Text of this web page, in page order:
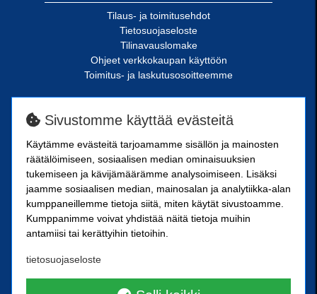
Tilaus- ja toimitusehdot
Tietosuojaseloste
Tilinavauslomake
Ohjeet verkkokaupan käyttöön
Toimitus- ja laskutusosoitteemme
SN-Kiinnike Oy
Riimukatu 18
20380 Turku
SN-Kiinnike Tampere Oy
Kuoppamäentie 10
33800 Tampere
00390 Helsinki
Sivustomme käyttää evästeitä
Käytämme evästeitä tarjoamamme sisällön ja mainosten
räätälöimiseen, sosiaalisen median ominaisuuksien
tukemiseen ja kävijämäärämme analysoimiseen. Lisäksi
jaamme sosiaalisen median, mainosalan ja analytiikka-alan
kumppaneillemme tietoja siitä, miten käytät sivustoamme.
Kumppanimme voivat yhdistää näitä tietoja muihin
antamiisi tai kerättyihin tietoihin.
tietosuojaseloste